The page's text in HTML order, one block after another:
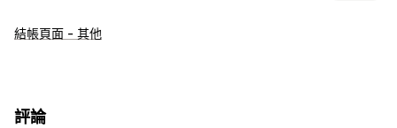
購物車顯示畫面
商品推薦
結帳頁面 - 其他
評論